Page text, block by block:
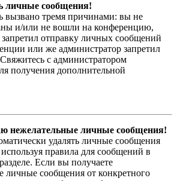
личные сообщения!
вызвано тремя причинами: вы не
и/или не вошли на конференцию,
отправку личных сообщений
или же администратор запретил
с администратором
получения дополнительной
нежелательные личные сообщения!
удалять личные сообщения
используя правила для сообщений в
Если вы получаете
личные сообщения от конкретного